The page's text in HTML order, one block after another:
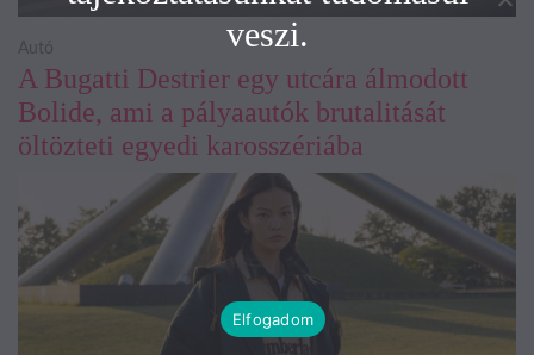
A Bugatti Destrier egy utcára álmodott
Bolide, ami a pályaautók brutalitását
öltözteti egyedi karosszériába
Autó
veszi.
Elfogadom